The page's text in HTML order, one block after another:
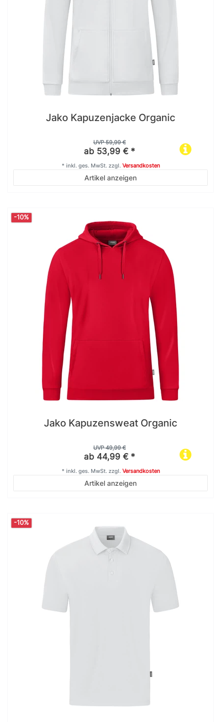
Jako Kapuzenjacke Organic
UVP 59,99 €
ab 53,99 € *
Artikel anzeigen
* inkl. ges. MwSt.zzgl. Versandkosten
-10%
Jako Kapuzensweat Organic
UVP 49,99 €
ab 44,99 € *
Artikel anzeigen
* inkl. ges. MwSt.zzgl. Versandkosten
-10%